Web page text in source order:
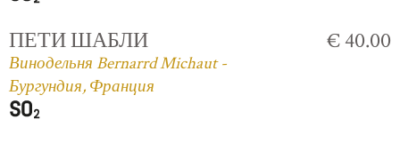
ПЕТИ ШАБЛИ
Винодельня Bernarrd Michaut -
Бургундия, Франция
€ 40.00